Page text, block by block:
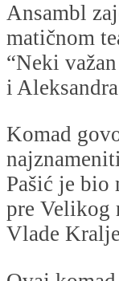
Ansambl
matičnom
“Neki
i
Komad
Pašić je bio
pre Velikog
Vlade